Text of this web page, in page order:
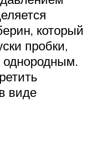
который
пробки,
однородным.
виде